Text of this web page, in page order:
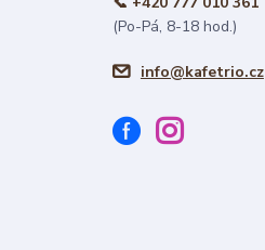
(Po-Pá, 8-18 hod.)
info@kafetrio.cz